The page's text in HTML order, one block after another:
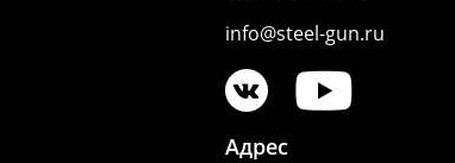
info@steel-gun.ru
Адрес